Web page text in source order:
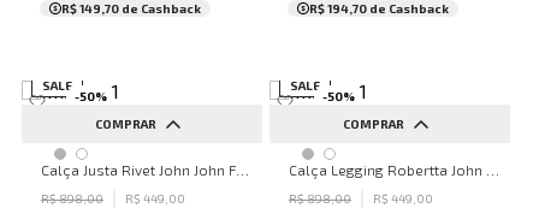
R$ 149,70 de Cashback R$ 194,70 de Cashback
SALE
-50%
COMPRAR
34 36 38 40
42
44
46 48 50
R$898,00 R$ 449 00
SALE
-50%
COMPRAR
32 34 36 38
40
42
46 48
R$898,00 R$ 449 00